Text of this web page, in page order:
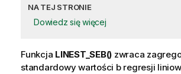
NA TEJ STRONIE
Dowiedz się więcej
Funkcja LINEST_SEB() zwraca
standardowy wartości bregresji